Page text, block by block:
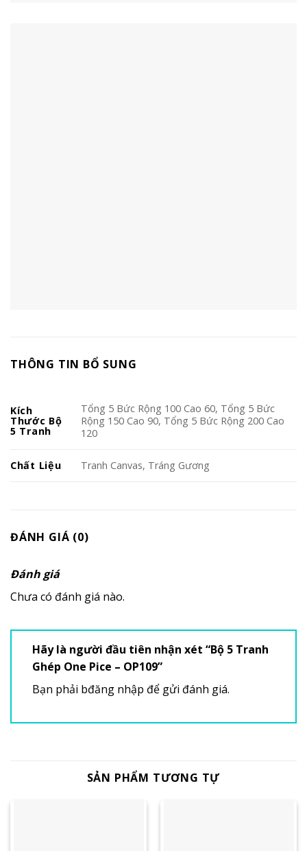
THÔNG TIN BỔ SUNG
Kích
Thước Bộ
5 Tranh
Tổng 5 Bức Rộng 100 Cao 60, Tổng 5 Bức
Rộng 150 Cao 90, Tổng 5 Bức Rộng 200 Cao
120
Chất Liệu Tranh Canvas, Tráng Gương
ĐÁNH GIÁ (0)
Đánh giá
Chưa có đánh giá nào.
Hãy là người đầu tiên nhận xét “Bộ 5 Tranh
Ghép One Pice – OP109”
Bạn phải bđăng nhập để gửi đánh giá.
SẢN PHẨM TƯƠNG TỰ